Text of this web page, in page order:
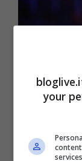
Miriam Leone
your